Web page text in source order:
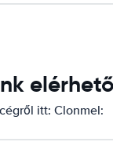
itt: Clonmel: